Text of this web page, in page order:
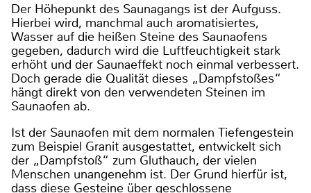
Der Höhepunkt des Saunagangs ist der Aufguss.
Hierbei wird, manchmal auch aromatisiertes,
Wasser auf die heißen Steine des Saunaofens
gegeben, dadurch wird die Luftfeuchtigkeit stark
erhöht und der Saunaeffekt noch einmal verbessert.
Doch gerade die Qualität dieses „Dampfstoßes“
hängt direkt von den verwendeten Steinen im
Saunaofen ab.
Ist der Saunaofen mit dem normalen Tiefengestein
zum Beispiel Granit ausgestattet, entwickelt sich
der „Dampfstoß“ zum Gluthauch, der vielen
Menschen unangenehm ist. Der Grund hierfür ist,
dass diese Gesteine über geschlossene